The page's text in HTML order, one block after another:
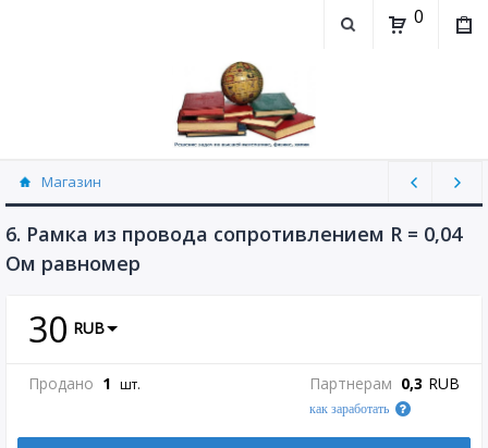
0
Магазин
Физика, химия (рассылаю Doc+PDF) (8689)
6. Рамка из провода сопротивлением R = 0,04
Ом равномер
30 RUB
Продано 1 шт. Партнерам 0,3 RUB
как заработать